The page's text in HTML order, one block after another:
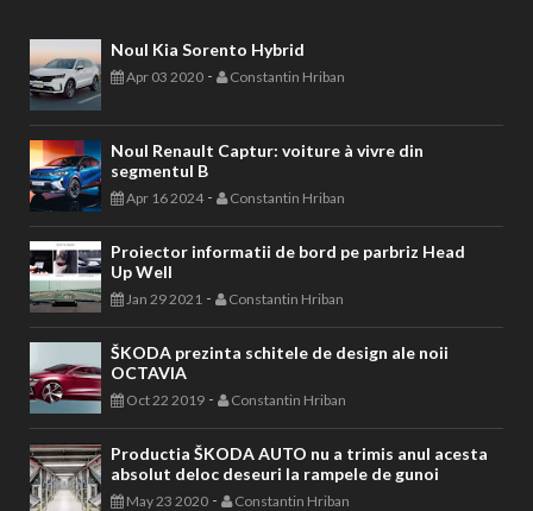
Noul Kia Sorento Hybrid
Apr 03 2020 - Constantin Hriban
Noul Renault Captur: voiture à vivre din
segmentul B
Apr 16 2024- Constantin Hriban
Proiector informatii de bord pe parbriz Head
Up Well
Jan 29 2021 - Constantin Hriban
ŠKODA prezinta schitele de design ale noii
OCTAVIA
Oct 22 2019 - Constantin Hriban
Productia ŠKODA AUTO nu a trimis anul acesta
absolut deloc deseuri la rampele de gunoi
May 23 2020 - Constantin Hriban